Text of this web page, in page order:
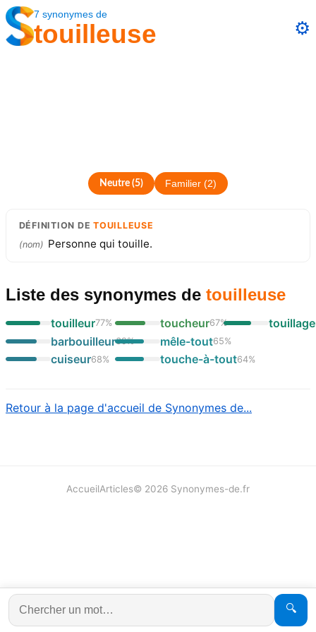
7 synonymes de
touilleuse ⚙️
Neutre(5) Familier (2)
DÉFINITION DETOUILLEUSE
(nom) Personne qui touille.
Liste des synonymes de touilleuse
touilleur77%
barbouilleur69%
cuiseur68%
toucheur67%
mêle-tout65%
touche-à-tout64%
touillage
Retour à la page d'accueil de Synonymes de...
🔍
AccueilArticles© 2026 Synonymes-de.fr